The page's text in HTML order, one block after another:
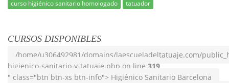
curso higiénico sanitario homologado tatuador
CURSOS DISPONIBLES
/home/u306492981/domains/laescueladeltatuaje.com/
higienico-sanitario-y-tatuaje.php on line 319
" class="btn btn-xs btn-info"> Higiénico Sanitario Barcelona